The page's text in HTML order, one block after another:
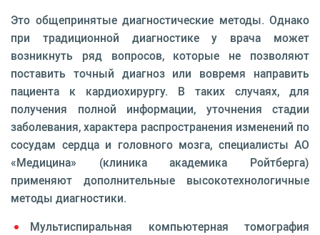
Это общепринятые диагностические методы. Однако
при традиционной диагностике у врача может
возникнуть ряд вопросов, которые не позволяют
поставить точный диагноз или вовремя направить
пациента к кардиохирургу. В таких случаях, для
получения полной информации, уточнения стадии
заболевания, характера распространения изменений по
сосудам сердца и головного мозга, специалисты АО
«Медицина» (клиника академика Ройтберга)
применяют дополнительные высокотехнологичные
методы диагностики.
Мультиспиральная компьютерная томография